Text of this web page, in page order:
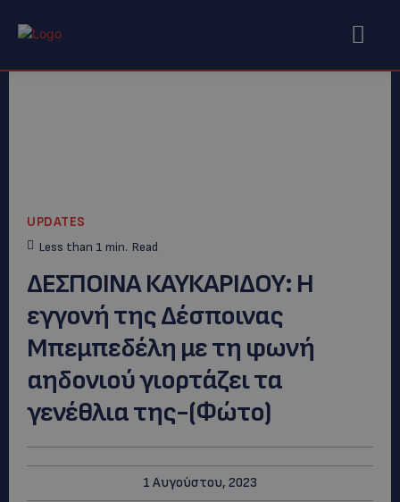
UPDATES
Less than 1 min. Read
ΔΕΣΠΟΙΝΑ ΚΑΥΚΑΡΙΔΟΥ: H
εγγονή της Δέσποινας
Μπεμπεδέλη με τη φωνή
αηδονιού γιορτάζει τα
γενέθλια της-(Φώτο)
1 Αυγούστου, 2023